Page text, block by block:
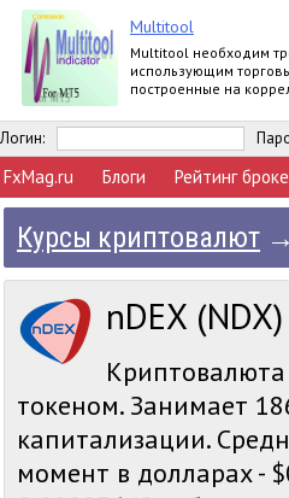
Multitool
Multitool необходим
использующим
построенные на
Логин:
FxMag.ru Блоги Рейтинг
Курсы криптовалют →
nDEX (NDX)
Криптовалюта
токеном. Занимает
капитализации.
момент в долларах -